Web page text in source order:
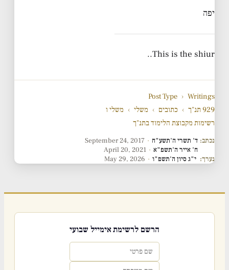
יפה
This is the shiur..
Post Type › Writings
929 תנ"ך
› כתובים › משלי › משלי ו
רשימות מקבוצת הלימוד בתנ"ך
נכתב: ד' תשרי ה'תשע"ח ·
September 24, 2017
ח' אייר ה'תשפ"א ·
April 20, 2021
נערך: י"ג סיון ה'תשפ"ו ·
May 29, 2026
הרשם לרשימת אימייל שבועי